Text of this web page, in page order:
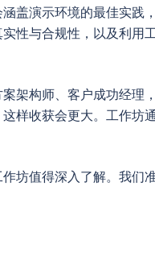
盖演示环境的最佳实
性与合规性，以及利
架构师、客户成功经
样收获会更大。工作
坊值得深入了解。我